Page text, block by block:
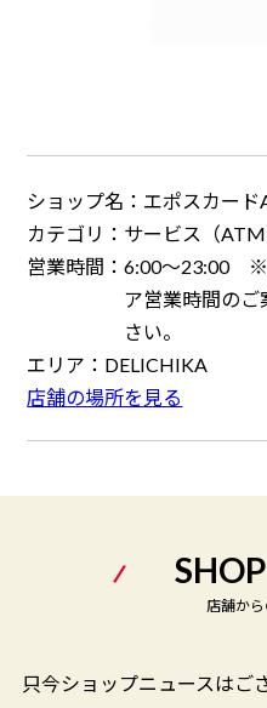
ショップ名： エポスカード
カテゴリ： サービス（ATM
営業時間：6:00～23:00 ※
ア営業時間のご
さい。
エリア： DELICHIKA
店舗の場所を見る
店舗か
只今ショップニュースはご